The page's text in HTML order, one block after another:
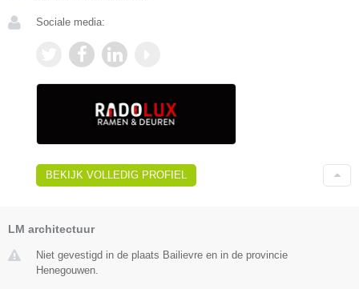
Sociale media:
BEKIJK VOLLEDIG PROFIEL
LM architectuur
Niet gevestigd in de plaats Bailievre en in de provincie
Henegouwen.